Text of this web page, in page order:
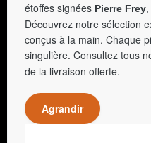
étoffes signées Pierre Frey,
Découvrez notre sélection
conçus à la main. Chaque
singulière. Consultez tous
de la livraison offerte.
Agrandir